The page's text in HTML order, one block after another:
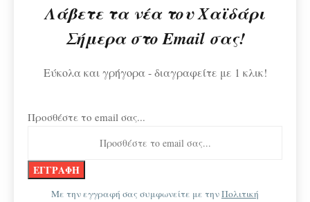
Λάβετε τα νέα του Χαϊδάρι
Σήμερα στο Email σας!
Εύκολα και γρήγορα - διαγραφείτε με 1 κλικ!
Προσθέστε το email σας...
Με την εγγραφή σας συμφωνείτε με τηνΠολιτική